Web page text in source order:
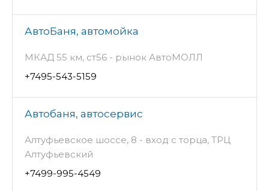
АвтоБаня, автомойка
МКАД 55 км, ст56 - рынок АвтоМОЛЛ
+7495-543-5159
Автобаня, автосервис
Алтуфьевское шоссе, 8 - вход с торца, ТРЦ
Алтуфьевский
+7499-995-4549